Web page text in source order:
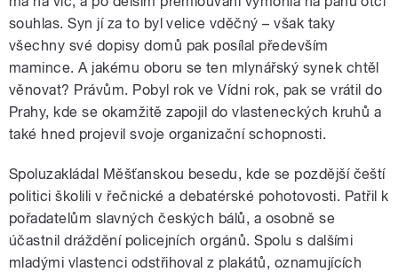
souhlas. Syn jí za to byl velice vděčný – však taky
všechny své dopisy domů pak posílal především
mamince. A jakému oboru se ten mlynářský synek chtěl
věnovat? Právům. Pobyl rok ve Vídni rok, pak se vrátil do
Prahy, kde se okamžitě zapojil do vlasteneckých kruhů a
také hned projevil svoje organizační schopnosti.
Spoluzakládal Měšťanskou besedu, kde se pozdější čeští
politici školili v řečnické a debatérské pohotovosti. Patřil k
pořadatelům slavných českých bálů, a osobně se
účastnil dráždění policejních orgánů. Spolu s dalšími
mladými vlastenci odstřihoval z plakátů, oznamujících